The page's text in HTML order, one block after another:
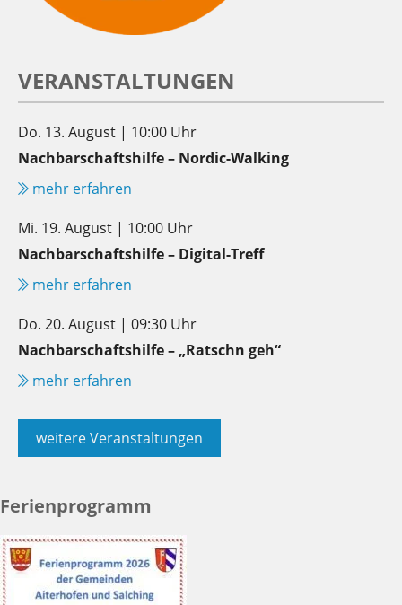
VERANSTALTUNGEN
Do. 13. August | 10:00 Uhr
Nachbarschaftshilfe – Nordic-Walking
mehr erfahren
Mi. 19. August | 10:00 Uhr
Nachbarschaftshilfe – Digital-Treff
mehr erfahren
Do. 20. August | 09:30 Uhr
Nachbarschaftshilfe – „Ratschn geh“
mehr erfahren
weitere Veranstaltungen
Ferienprogramm